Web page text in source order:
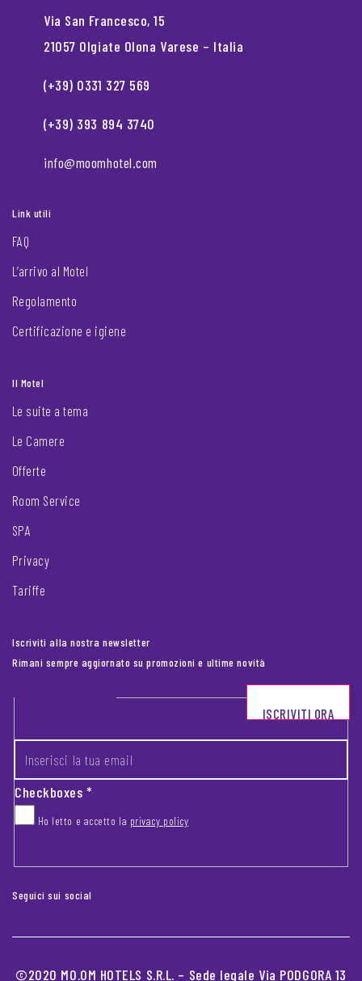
Via San Francesco, 15
21057 Olgiate Olona Varese – Italia
(+39) 0331 327 569
(+39) 393 894 3740
info@moomhotel.com
Link utili
FAQ
L’arrivo al Motel
Regolamento
Certificazione e igiene
Il Motel
Le suite a tema
Le Camere
Offerte
Room Service
SPA
Privacy
Tariffe
Iscriviti alla nostra newsletter
Rimani sempre aggiornato su promozioni e ultime novità
Footer newsletter
Checkboxes*
Ho letto e accetto la privacy policy
ISCRIVITI ORA
Seguici sui social
©2020 MO.OM HOTELS S.R.L. – Sede legale Via PODGORA 13